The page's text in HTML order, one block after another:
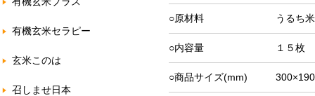
有機玄米セラピー
玄米このは
召しませ日本
○原材料 うるち
○内容量 １５枚
○商品サイズ(mm)